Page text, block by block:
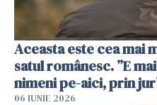
Aceasta este cea mai
satul românesc. ”E
nimeni pe-aici, prin
06 IUNIE 2026